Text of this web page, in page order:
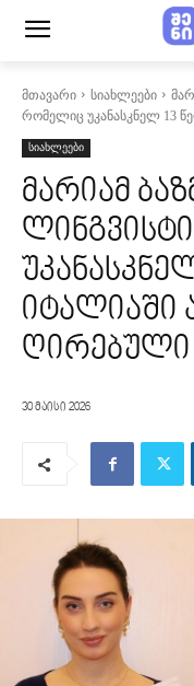
მთავარი სიახლეები
რომელიც უკანასკნელ 13
სიახლეები
მარიამ
იტალიაში
ღირებული
30 მაისი 2026